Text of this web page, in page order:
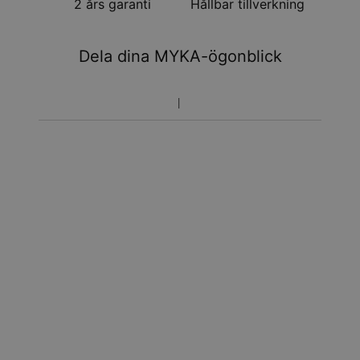
2 års garanti Hållbar tillverkning
Dela dina MYKA-ögonblick